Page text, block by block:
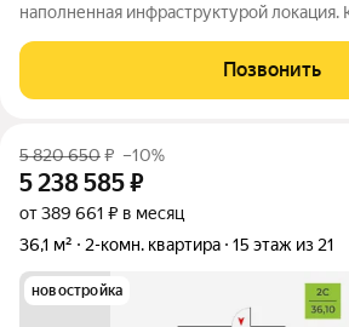
наполненная инфраструктурой локация. Комфортная взору
многообразие планировок, квартиры с
Позвонить
5 820 650₽ –10%
5 238 585₽
от 389 661 ₽ в месяц
36,1 м²
2-комн. квартира 15 этаж из 21
новостройка